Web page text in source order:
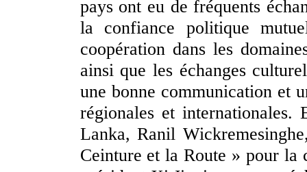
pays ont eu de fréquents
la confiance politique
coopération dans les
ainsi que les échanges
une bonne communication et
régionales et
Lanka, Ranil
Ceinture et la Route » pour la